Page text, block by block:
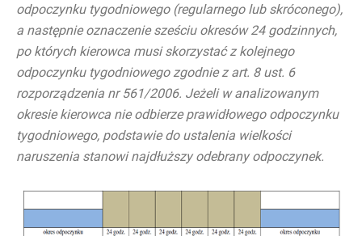
odpoczynku tygodniowego (regularnego lub skróconego),
a następnie oznaczenie sześciu okresów 24 godzinnych,
po których kierowca musi skorzystać z kolejnego
odpoczynku tygodniowego zgodnie z art. 8 ust. 6
rozporządzenia nr 561/2006. Jeżeli w analizowanym
okresie kierowca nie odbierze prawidłowego odpoczynku
tygodniowego, podstawie do ustalenia wielkości
naruszenia stanowi najdłuższy odebrany odpoczynek.